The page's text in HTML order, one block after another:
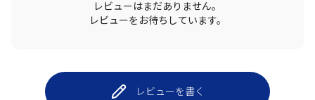
レビューはまだありません。
レビューをお待ちしています。
レビューを書く